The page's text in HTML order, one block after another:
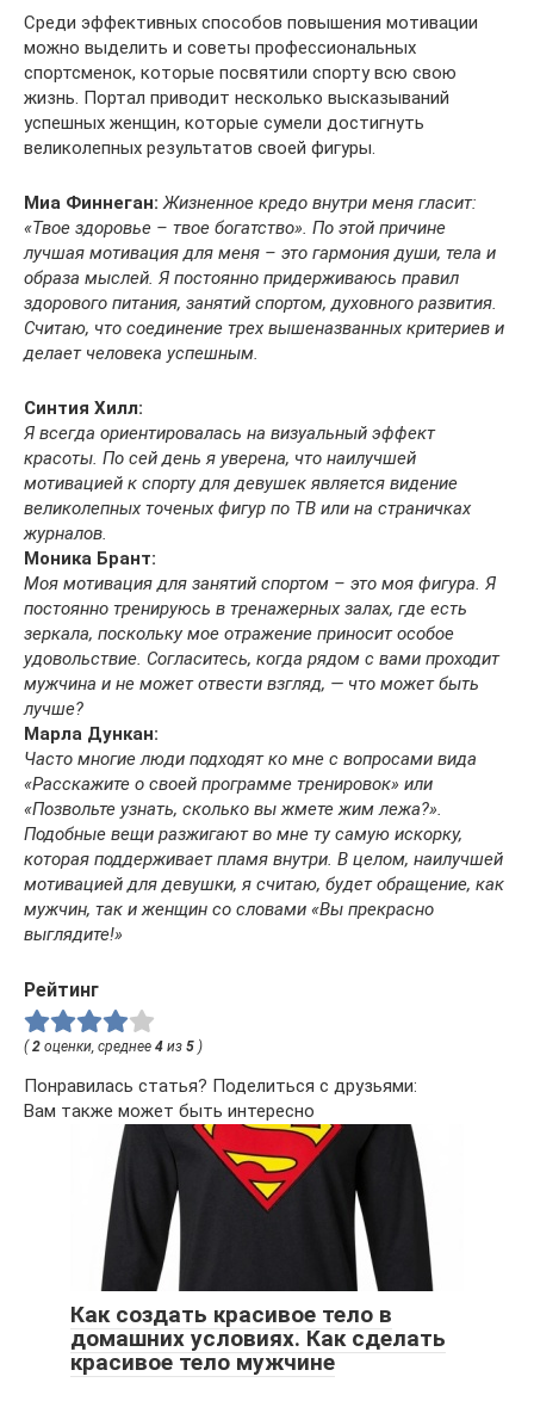
Среди эффективных способов повышения мотивации
можно выделить и советы профессиональных
спортсменок, которые посвятили спорту всю свою
жизнь. Портал приводит несколько высказываний
успешных женщин, которые сумели достигнуть
великолепных результатов своей фигуры.
Миа Финнеган: Жизненное кредо внутри меня гласит:
«Твое здоровье – твое богатство». По этой причине
лучшая мотивация для меня – это гармония души, тела и
образа мыслей. Я постоянно придерживаюсь правил
здорового питания, занятий спортом, духовного развития.
Считаю, что соединение трех вышеназванных критериев и
делает человека успешным.
Синтия Хилл:
Я всегда ориентировалась на визуальный эффект
красоты. По сей день я уверена, что наилучшей
мотивацией к спорту для девушек является видение
великолепных точеных фигур по ТВ или на страничках
журналов.
Моника Брант:
Моя мотивация для занятий спортом – это моя фигура. Я
постоянно тренируюсь в тренажерных залах, где есть
зеркала, поскольку мое отражение приносит особое
удовольствие. Согласитесь, когда рядом с вами проходит
мужчина и не может отвести взгляд, — что может быть
лучше?
Марла Дункан:
Часто многие люди подходят ко мне с вопросами вида
«Расскажите о своей программе тренировок» или
«Позвольте узнать, сколько вы жмете жим лежа?».
Подобные вещи разжигают во мне ту самую искорку,
которая поддерживает пламя внутри. В целом, наилучшей
мотивацией для девушки, я считаю, будет обращение, как
мужчин, так и женщин со словами «Вы прекрасно
выглядите!»
Рейтинг
(2 оценки, среднее 4 из 5 )
Понравилась статья? Поделиться с друзьями:
Вам также может быть интересно
Как создать красивое тело в
домашних условиях. Как сделать
красивое тело мужчине